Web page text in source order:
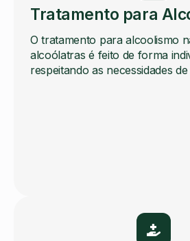
Tratamento para
O tratamento para alcoolismo
alcoólatras é feito de forma
respeitando as necessidades